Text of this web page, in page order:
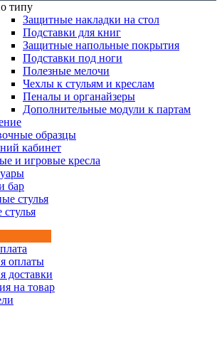
типу
Защитные накладки на стол
Подставки для книг
Защитные напольные покрытия
Подставки под ноги
Полезные мелочи
Чехлы к стульям и креслам
Пеналы и органайзеры
Дополнительные модули к партам
образцы
кабинет
и игровые кресла
бар
стулья
оплаты
доставки
на товар